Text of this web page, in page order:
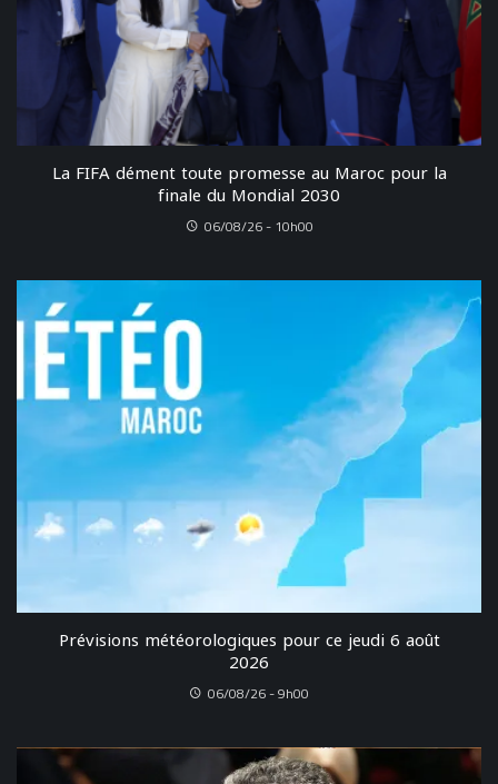
La FIFA dément toute promesse au Maroc pour la
finale du Mondial 2030
06/08/26 - 10h00
Prévisions météorologiques pour ce jeudi 6 août
2026
06/08/26 - 9h00